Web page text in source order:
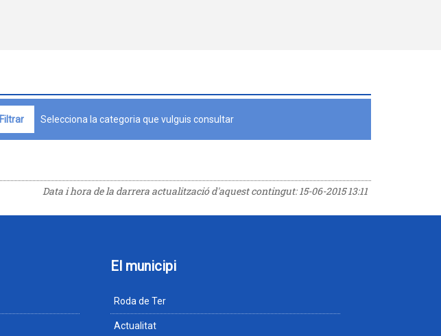
Selecciona la categoria que vulguis consultar
Data i hora de la darrera actualització d'aquest contingut:15-06-2015 13:11
El municipi
Roda de Ter
Actualitat